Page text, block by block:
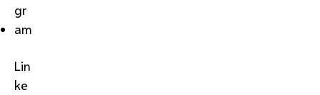
gr
am
Lin
ke